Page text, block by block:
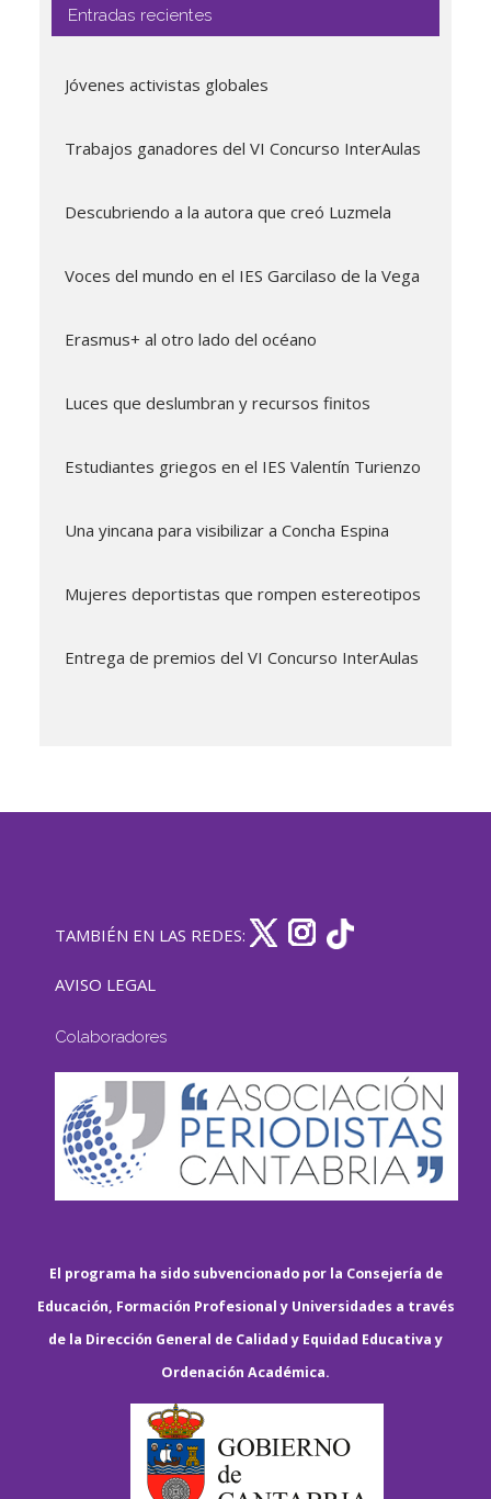
Entradas recientes
Jóvenes activistas globales
Trabajos ganadores del VI Concurso InterAulas
Descubriendo a la autora que creó Luzmela
Voces del mundo en el IES Garcilaso de la Vega
Erasmus+ al otro lado del océano
Luces que deslumbran y recursos finitos
Estudiantes griegos en el IES Valentín Turienzo
Una yincana para visibilizar a Concha Espina
Mujeres deportistas que rompen estereotipos
Entrega de premios del VI Concurso InterAulas
TAMBIÉN EN LAS REDES:
AVISO LEGAL
Colaboradores
El programa ha sido subvencionado por la Consejería de
Educación, Formación Profesional y Universidades a través
de la Dirección General de Calidad y Equidad Educativa y
Ordenación Académica.